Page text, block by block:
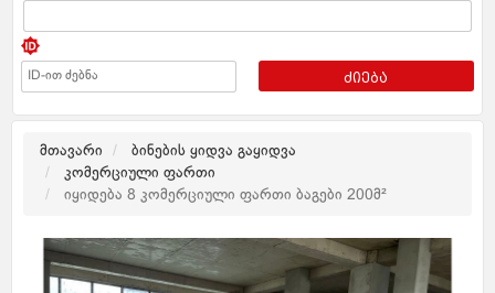
ძიება
მთავარი
ბინების ყიდვა გაყიდვა
კომერციული ფართი
იყიდება 8 კომერციული ფართი ბაგები 200მ²